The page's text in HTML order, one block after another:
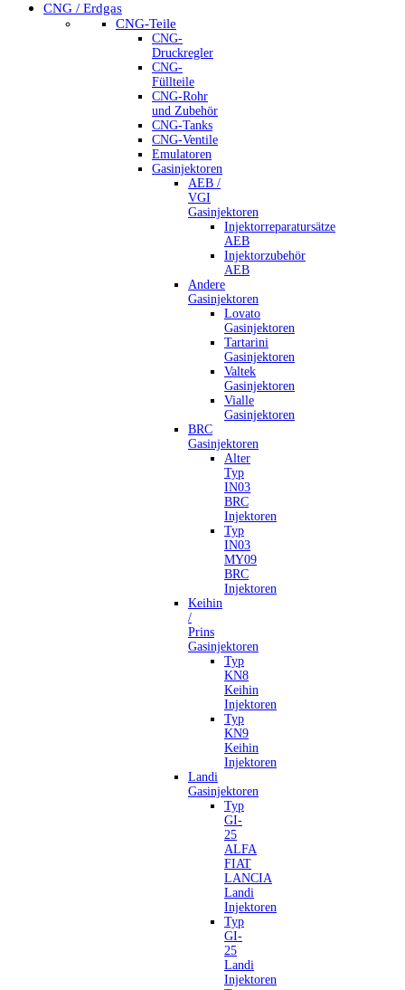
CNG / Erdgas
CNG-Teile
CNG-
Druckregler
CNG-
Füllteile
CNG-Rohr
und Zubehör
CNG-Tanks
CNG-Ventile
Emulatoren
Gasinjektoren
AEB /
VGI
Gasinjektoren
Injektorreparatursätze
AEB
Injektorzubehör
AEB
Andere
Gasinjektoren
Lovato
Gasinjektoren
Tartarini
Gasinjektoren
Valtek
Gasinjektoren
Vialle
Gasinjektoren
BRC
Gasinjektoren
Alter
Typ
IN03
BRC
Injektoren
Typ
IN03
MY09
BRC
Injektoren
Keihin
/
Prins
Gasinjektoren
Typ
KN8
Keihin
Injektoren
Typ
KN9
Keihin
Injektoren
Landi
Gasinjektoren
Typ
GI-
25
ALFA
FIAT
LANCIA
Landi
Injektoren
Typ
GI-
25
Landi
Injektoren